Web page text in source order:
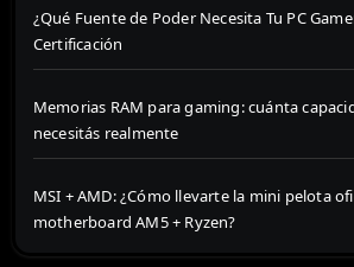
¿Qué Fuente de Poder Necesita Tu PC
Certificación
Memorias RAM para gaming: cuánta
necesitás realmente
MSI + AMD: ¿Cómo llevarte la mini pelota
motherboard AM5 + Ryzen?